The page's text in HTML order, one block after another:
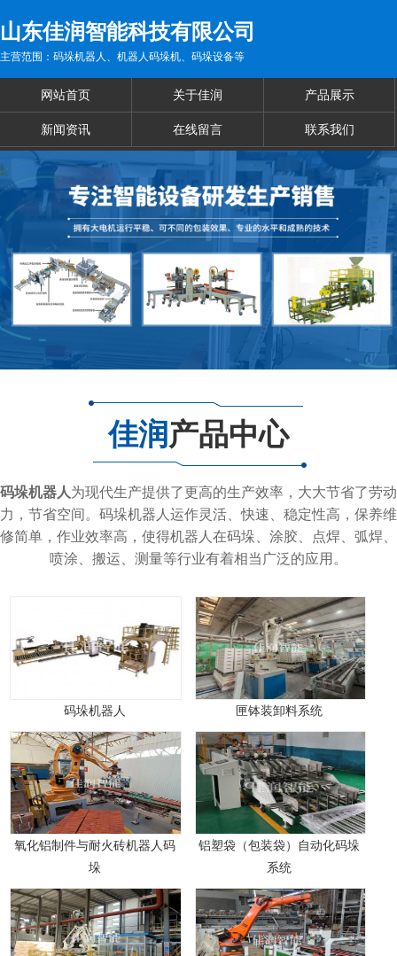
山东佳润智能科技有限公司
主营范围：码垛机器人、机器人码垛机、码垛设备等
网站首页 关于佳润 产品展示
新闻资讯 在线留言 联系我们
佳润 产品中心
码垛机器人为现代生产提供了更高的生产效率，大大节省了劳动
力，节省空间。码垛机器人运作灵活、快速、稳定性高，保养维
修简单，作业效率高，使得机器人在码垛、涂胶、点焊、弧焊、
喷涂、搬运、测量等行业有着相当广泛的应用。
码垛机器人 匣钵装卸料系统
氧化铝制件与耐火砖机器人码
垛
铝塑袋（包装袋）自动化码垛
系统